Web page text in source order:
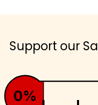
Support our
0%